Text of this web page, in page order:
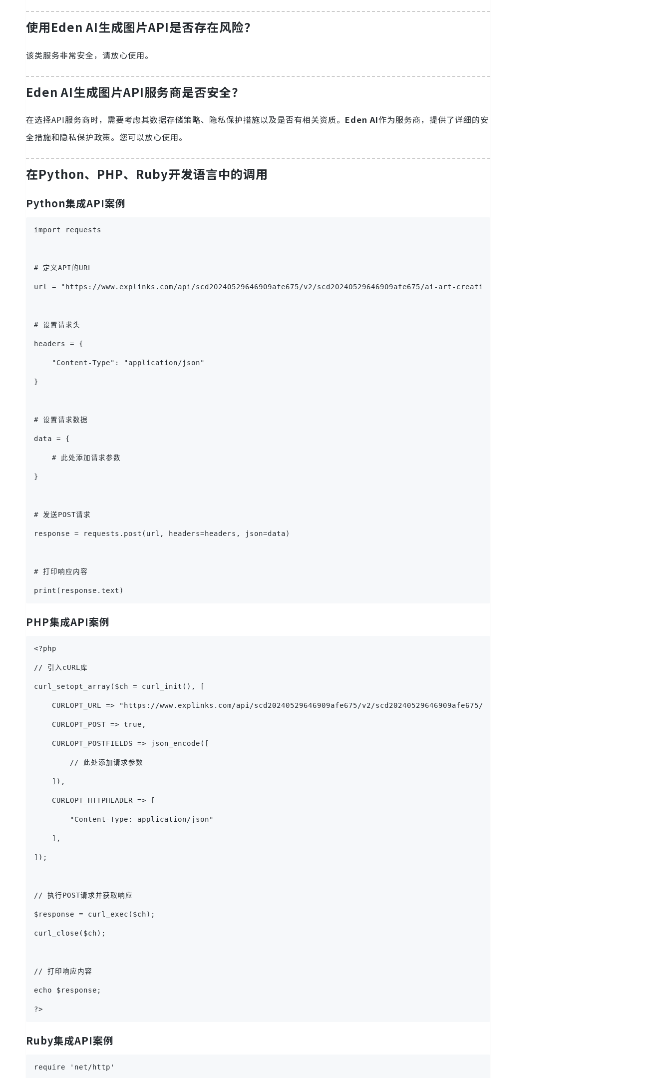
使用Eden AI生成图片API是否存在风险？
该类服务非常安全，请放心使用。
Eden AI生成图片API服务商是否安全？
在选择API服务商时，需要考虑其数据存储策略、隐私保护措施以及是否有相关资质。 Eden AI作为服务商，提供了详细的安
全措施和隐私保护政策。您可以放心使用。
在Python、PHP、Ruby开发语言中的调用
Python集成API案例
import requests
# 定义API的URL
url = "https://www.explinks.com/api/scd20240529646909afe675/v2/scd20240529646909afe675/ai-art-creation"
# 设置请求头
headers = {
    "Content-Type": "application/json"
}
# 设置请求数据
data = {
    # 此处添加请求参数
}
# 发送POST请求
response = requests.post(url, headers=headers, json=data)
# 打印响应内容
print(response.text)
PHP集成API案例
<?php
// 引入cURL库
curl_setopt_array($ch = curl_init(), [
    CURLOPT_URL => "https://www.explinks.com/api/scd20240529646909afe675/v2/scd20240529646909afe675/ai-art-creation",
    CURLOPT_POST => true,
    CURLOPT_POSTFIELDS => json_encode([
        // 此处添加请求参数
    ]),
    CURLOPT_HTTPHEADER => [
        "Content-Type: application/json"
    ],
]);
// 执行POST请求并获取响应
$response = curl_exec($ch);
curl_close($ch);
// 打印响应内容
echo $response;
?>
Ruby集成API案例
require 'net/http'